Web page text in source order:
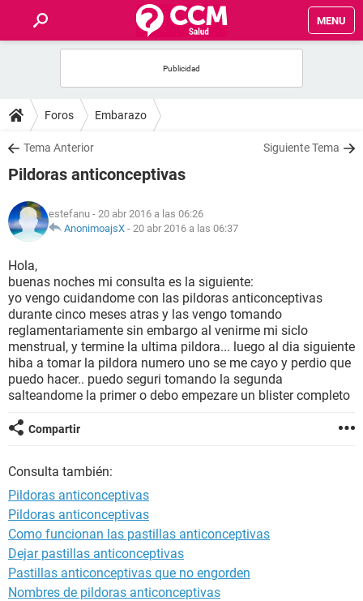
MENU
FOROS
SALUD
NUTRICIÓN
BIENESTAR
SEXUALIDAD
GLOSARIO
Foros Embarazo
Tema Anterior Siguiente Tema
Pildoras anticonceptivas
estefanu - 20 abr 2016 a las 06:26
AnonimoajsX - 20 abr 2016 a las 06:37
Hola,
buenas noches mi consulta es la siguiente:
yo vengo cuidandome con las pildoras anticonceptivas
durante cinco meses atras y las vengo tomando
reglamentariamente sin embargo al venirme mi siclo
menstrual, y termine la ultima pildora... luego al dia siguiente
hiba a tomar la pildora numero uno se me cayo y perdio que
puedo hacer.. puedo seguri tomando la segunda
salteandome la primer o debo empezare un blister completo
Compartir
Consulta también:
Pildoras anticonceptivas
Pildoras anticonceptivas
Como funcionan las pastillas anticonceptivas
Dejar pastillas anticonceptivas
Pastillas anticonceptivas que no engorden
Nombres de pildoras anticonceptivas